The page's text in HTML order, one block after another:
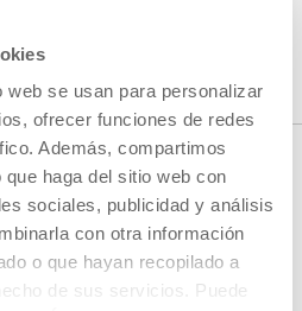
se usan para personalizar
ofrecer funciones de redes
Además, compartimos
haga del sitio web con
sociales, publicidad y análisis
con otra información
o que hayan recopilado a
de sus servicios. Puede